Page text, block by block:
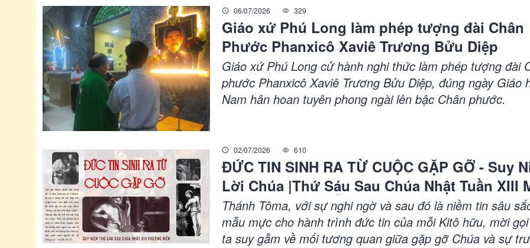
06/07/2026 329
Giáo xứ Phú Long làm phép tượng đài Chân
Phước Phanxicô Xaviê Trương Bửu Diệp
Giáo xứ Phú Long cử hành nghi thức làm phép tượng đài
phước Phanxicô Xaviê Trương Bửu Diệp, đúng ngày Giáo
Nam hân hoan tuyên phong ngài lên bậc Chân phước.
02/07/2026 610
ĐỨC TIN SINH RA TỪ CUỘC GẶP GỠ - Suy
Lời Chúa |Thứ Sáu Sau Chúa Nhật Tuần XIII
Thường Niên - LỄ THÁNH TÔMA TÔNG ÐỒ -
Kính|Ga 20, 24-29| Lm Gioan Lê Quang Tuyến
Thánh Tôma, với sự nghi ngờ và sau đó là niềm tin sâu
mẫu mực cho hành trình đức tin của mỗi Kitô hữu, mời
ta suy gẫm về mối tương quan giữa gặp gỡ Chúa và sự